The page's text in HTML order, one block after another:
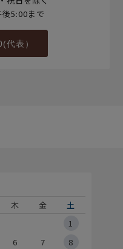
5:00まで
表）
木 金
土
1
6 7
8